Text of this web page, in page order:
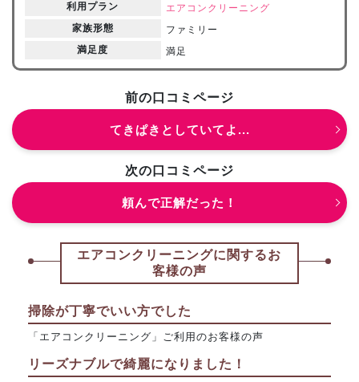
利用プラン
エアコンクリーニング
家族形態
ファミリー
満足度
満足
前の口コミページ
てきぱきとしていてよ...
次の口コミページ
頼んで正解だった！
エアコンクリーニングに関するお
客様の声
掃除が丁寧でいい方でした
「エアコンクリーニング」ご利用のお客様の声
リーズナブルで綺麗になりました！